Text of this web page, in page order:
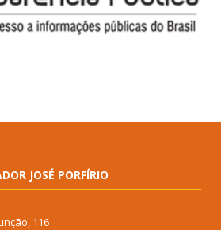
JOSÉ PORFÍRIO
116